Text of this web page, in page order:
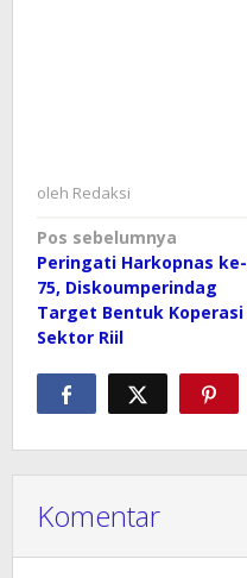
oleh Redaksi
Navigasi
pos
Pos sebelumnya
Peringati Harkopnas ke-
75, Diskoumperindag
Target Bentuk Koperasi
Sektor Riil
Komentar